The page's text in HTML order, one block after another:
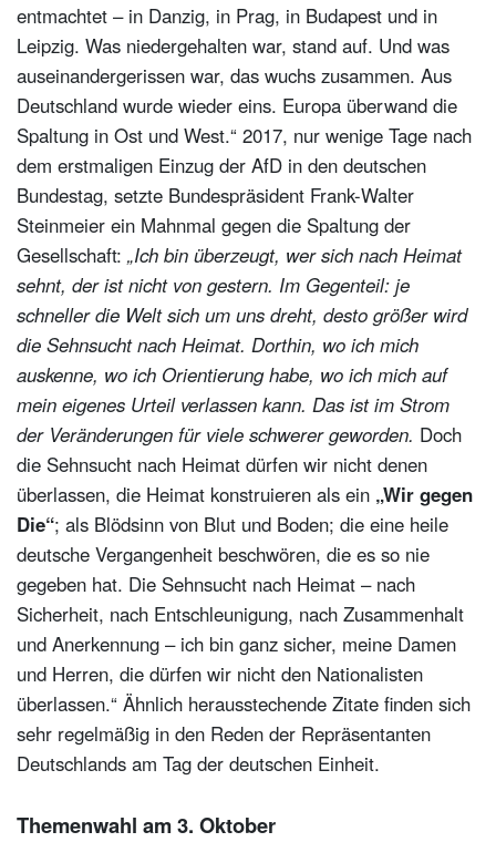
entmachtet – in Danzig, in Prag, in Budapest und in
Leipzig. Was niedergehalten war, stand auf. Und was
auseinandergerissen war, das wuchs zusammen. Aus
Deutschland wurde wieder eins. Europa überwand die
Spaltung in Ost und West.“ 2017, nur wenige Tage nach
dem erstmaligen Einzug der AfD in den deutschen
Bundestag, setzte Bundespräsident Frank-Walter
Steinmeier ein Mahnmal gegen die Spaltung der
Gesellschaft: „Ich bin überzeugt, wer sich nach Heimat
sehnt, der ist nicht von gestern. Im Gegenteil: je
schneller die Welt sich um uns dreht, desto größer wird
die Sehnsucht nach Heimat. Dorthin, wo ich mich
auskenne, wo ich Orientierung habe, wo ich mich auf
mein eigenes Urteil verlassen kann. Das ist im Strom
der Veränderungen für viele schwerer geworden. Doch
die Sehnsucht nach Heimat dürfen wir nicht denen
überlassen, die Heimat konstruieren als ein „Wir gegen
Die“; als Blödsinn von Blut und Boden; die eine heile
deutsche Vergangenheit beschwören, die es so nie
gegeben hat. Die Sehnsucht nach Heimat – nach
Sicherheit, nach Entschleunigung, nach Zusammenhalt
und Anerkennung – ich bin ganz sicher, meine Damen
und Herren, die dürfen wir nicht den Nationalisten
überlassen.“ Ähnlich herausstechende Zitate finden sich
sehr regelmäßig in den Reden der Repräsentanten
Deutschlands am Tag der deutschen Einheit.
Themenwahl am 3. Oktober